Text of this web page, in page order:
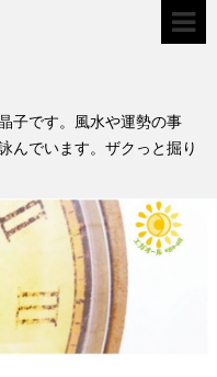
子です。風水や運勢の事
んでいます。ザクっと掘り